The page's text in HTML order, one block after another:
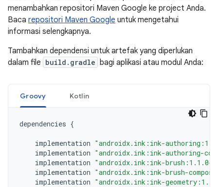
menambahkan repositori Maven Google ke project Anda.
Baca repositori Maven Google untuk mengetahui
informasi selengkapnya.
Tambahkan dependensi untuk artefak yang diperlukan
dalam file build.gradle bagi aplikasi atau modul Anda:
Groovy Kotlin
dependencies {
implementation "androidx.ink:ink-
implementation "androidx.ink:ink-authoring-
implementation "androidx.ink:ink-brush:1.1.0-
implementation "androidx.ink:ink-brush-
implementation "androidx.ink:ink-